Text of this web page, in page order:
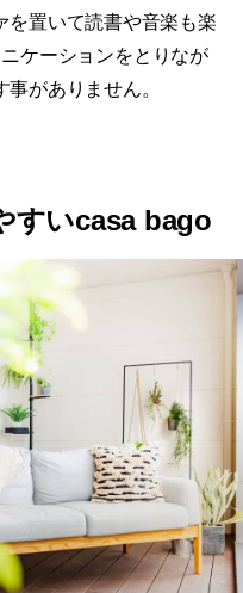
を置いて読書や音楽も楽
ケーションをとりなが
がありません。
すいcasa bago